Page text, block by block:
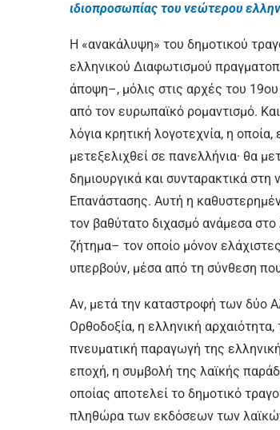
ιδιοπροσωπίας του νεώτερου
H «ανακάλυψη» του δημοτικού
ελληνικού Διαφωτισμού
άποψη–, μόλις στις αρχές του
από τον ευρωπαϊκό ρομαντισμό.
λόγια κρητική λογοτεχνία, η
μετεξελιχθεί σε πανελλήνια· θα
δημιουργικά και συνταρακτικά
Επανάστασης. Αυτή η
τον βαθύτατο διχασμό ανάμεσα
ζήτημα– τον οποίο μόνον
υπερβούν, μέσα από τη σύνθεση
Αν, μετά την καταστροφή των δύο
Ορ­θο­δο­ξί­α, η ελληνική
πνευ­μα­τι­κή πα­ρα­γω­γή της
εποχή, η συμ­βο­λή της λα­ϊ­κής
ο­ποί­ας α­πο­τε­λεί το δη­μο­τι­κό
πλη­θώ­ρα των εκ­δό­σε­ων των